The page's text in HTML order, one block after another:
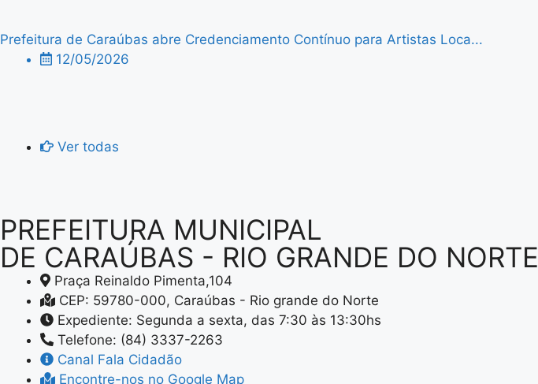
Prefeitura de Caraúbas abre Credenciamento Contínuo para Artistas Loca...
12/05/2026
Ver todas
PREFEITURA MUNICIPAL
DE CARAÚBAS - RIO GRANDE DO NORTE
Praça Reinaldo Pimenta,104
CEP: 59780-000, Caraúbas - Rio grande do Norte
Expediente: Segunda a sexta, das 7:30 às 13:30hs
Telefone: (84) 3337-2263
Canal Fala Cidadão
Encontre-nos no Google Map